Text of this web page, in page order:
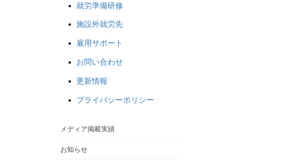
就労準備研修
施設外就労先
雇用サポート
お問い合わせ
更新情報
プライバシーポリシー
メディア掲載実績
お知らせ